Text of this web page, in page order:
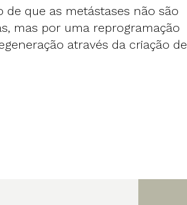
de que as metástases não são
mas por uma reprogramação
através da criação de